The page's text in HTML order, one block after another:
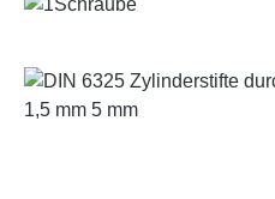
Bildergalerie überspringen